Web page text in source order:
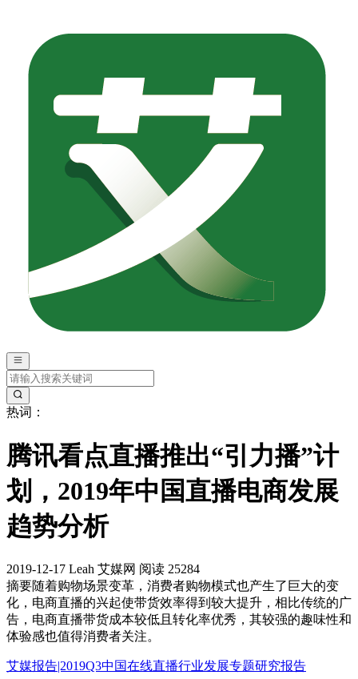
热词：
腾讯看点直播推出“引力播”计
划，2019年中国直播电商发展
趋势分析
2019-12-17 Leah 艾媒网 阅读 25284
摘要随着购物场景变革，消费者购物模式也产生了巨大的变
化，电商直播的兴起使带货效率得到较大提升，相比传统的广
告，电商直播带货成本较低且转化率优秀，其较强的趣味性和
体验感也值得消费者关注。
艾媒报告|2019Q3中国在线直播行业发展专题研究报告